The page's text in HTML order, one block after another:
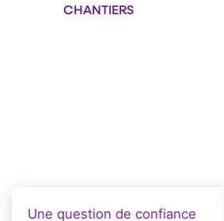
CHANTIERS
STATION